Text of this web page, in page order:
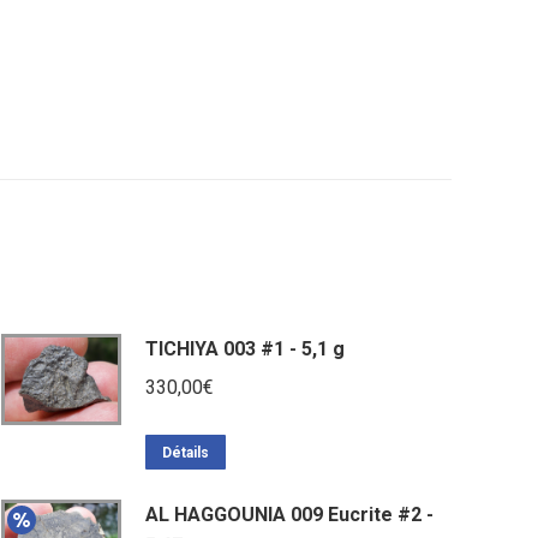
TICHIYA 003 #1 - 5,1 g
330,00€
Détails
AL HAGGOUNIA 009 Eucrite #2 -